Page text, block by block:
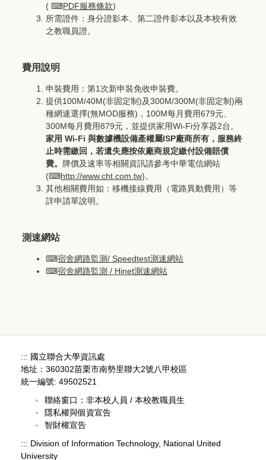
( ⌨PDF服務條款)
所需證件：身分證影本、第二證件影本以及本校有效
之教職員證。
費用說明
申裝費用：第1次新申裝免收申裝費。
提供100M/40M(非固定制)及300M/300M(非固定制)兩
種網速選擇(無MOD服務)，100M每月費用679元、
300M每月費用879元，並提供家用Wi-Fi分享器2台。
家用 Wi-Fi 與數據機設備產權屬ISP廠商所有，服務終
止時需繳回，若遺失應按依廠商規定繳付設備賠償
費。 牌價及速率等相關資訊請參考中華電信網站
(⌨http://www.cht.com.tw)。
其他相關費用如：移機接線費用（電路異動費用）等
詳申請單說明。
測速網站
⌨宿舍網路監測/ Speedtest測速網站
⌨宿舍網路監測 / Hinet測速網站
::: 國立聯合大學資訊處
地址：360302苗栗市南勢里聯大2號八甲校區
統一編號: 49502521
聯絡窗口： 非本校人員 / 本校教職員生
隱私權與個資宣告
智財權宣告
::: Division of Information Technology, National United
University